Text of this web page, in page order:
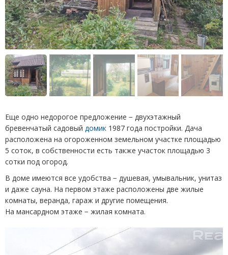
Еще одно недорогое предложение − двухэтажный
бревенчатый садовый домик 1987 года постройки. Дача
расположена на огороженном земельном участке площадью
5 соток, в собственности есть также участок площадью 3
сотки под огород.
В доме имеются все удобства − душевая, умывальник, унитаз
и даже сауна. На первом этаже расположены две жилые
комнаты, веранда, гараж и другие помещения.
На мансардном этаже − жилая комната.